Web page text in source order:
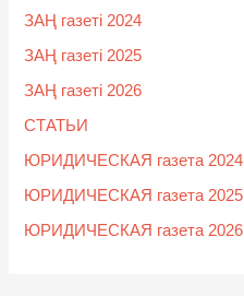
ЗАҢ газеті 2024
ЗАҢ газеті 2025
ЗАҢ газеті 2026
СТАТЬИ
ЮРИДИЧЕСКАЯ газета 2024
ЮРИДИЧЕСКАЯ газета 2025
ЮРИДИЧЕСКАЯ газета 2026